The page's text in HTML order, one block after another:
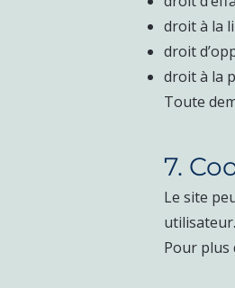
droit à la
droit
droit à la
Toute
7.
Le site
utilisateur.
Pour plus